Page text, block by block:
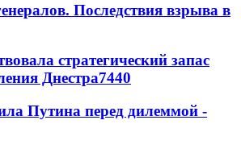
Последствия взрыва в
стратегический запас
Днестра7440
Путина перед дилеммой -